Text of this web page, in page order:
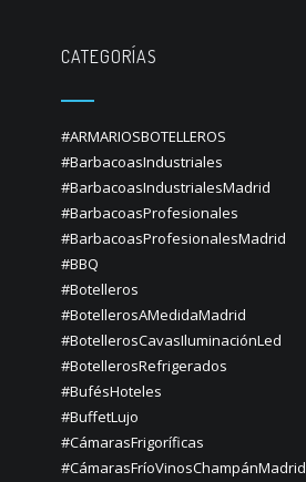
CATEGORÍAS
#ARMARIOSBOTELLEROS
#BarbacoasIndustriales
#BarbacoasIndustrialesMadrid
#BarbacoasProfesionales
#BarbacoasProfesionalesMadrid
#BBQ
#Botelleros
#BotellerosAMedidaMadrid
#BotellerosCavasIluminaciónLed
#BotellerosRefrigerados
#BufésHoteles
#BuffetLujo
#CámarasFrigoríficas
#CámarasFríoVinosChampánMadrid